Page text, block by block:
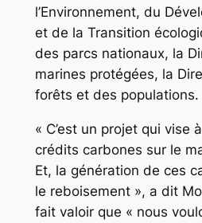
l’Environnement, du
et de la Transition
des parcs nationaux, la
marines protégées, la
forêts et des populations.
« C’est un projet qui vise
crédits carbones sur le
Et, la génération de ces
le reboisement », a dit
fait valoir que « nous